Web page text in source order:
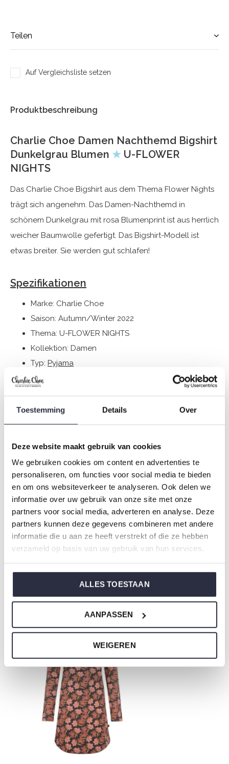
Toestemming Details Over
Deze website maakt gebruik van cookies
We gebruiken cookies om content en advertenties te
personaliseren, om functies voor social media te bieden
en om ons websiteverkeer te analyseren. Ook delen we
informatie over uw gebruik van onze site met onze
partners voor social media, adverteren en analyse. Deze
partners kunnen deze gegevens combineren met andere
informatie die u aan ze heeft verstrekt of die ze hebben
verzameld op basis van uw gebruik van hun services.
ALLES TOESTAAN
AANPASSEN
WEIGEREN
Teilen
Auf Vergleichsliste setzen
Produktbeschreibung
Charlie Choe Damen Nachthemd Bigshirt
Dunkelgrau Blumen ★ U-FLOWER
NIGHTS
Das Charlie Choe Bigshirt aus dem Thema Flower Nights
trägt sich angenehm. Das Damen-Nachthemd in
schönem Dunkelgrau mit rosa Blumenprint ist aus herrlich
weicher Baumwolle gefertigt. Das Bigshirt-Modell ist
etwas breiter. Sie werden gut schlafen!
Spezifikationen
Marke: Charlie Choe
Saison: Autumn/Winter 2022
Thema: U-FLOWER NIGHTS
Kollektion: Damen
Typ: Pyjama
Geschlecht: Damen
Zusammensetzung: 95% Cotton/ 5% Elastane
Artikelnummer: U45177-38
Die Nachtwäsche von Charlie Choe ist gefertigt aus
einem wunderbar weichen Jersey und hat eine perfekte
Sie sind sich nicht sicher, welche Größe Sie für unsere
Nachtwäsche wählen sollen?
Klicken Sie dann
hier
für die Größentabelle von Charlie
Nicht ze vergessen